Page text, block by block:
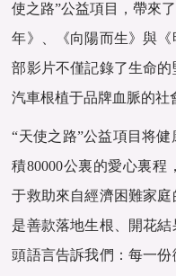
使之路”公益項目，帶來
年》、《向陽而生》與
部影片不僅記錄了生命
汽車根植于品牌血脈的社
“天使之路”公益項目将
積80000公裏的愛心裏程
于救助來自經濟困難家
是善款落地生根、開花
頭語言告訴我們：每一